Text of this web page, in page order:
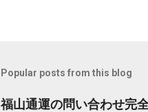
Popular posts from this blog
福山通運の問い合わせ完